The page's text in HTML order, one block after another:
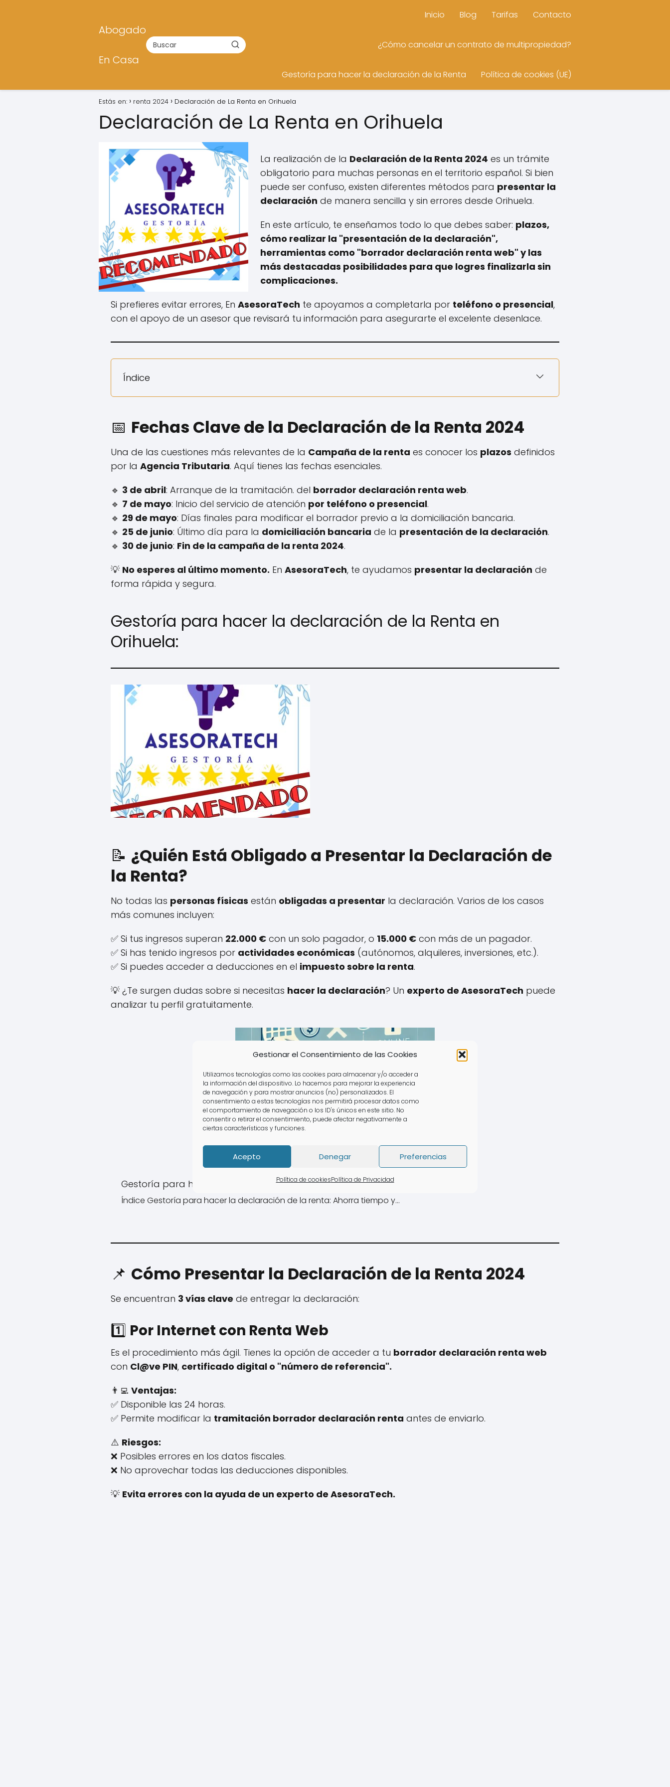
Gestionar el Consentimiento de las Cookies
Utilizamos tecnologías como las cookies para almacenar y/o acceder a
la información del dispositivo. Lo hacemos para mejorar la experiencia
de navegación y para mostrar anuncios (no) personalizados. El
consentimiento a estas tecnologías nos permitirá procesar datos como
el comportamiento de navegación o los ID's únicos en este sitio. No
consentir o retirar el consentimiento, puede afectar negativamente a
ciertas características y funciones.
Acepto Denegar Preferencias
Política de cookiesPolítica de Privacidad
Abogado
En Casa
Inicio Blog Tarifas Contacto
¿Cómo cancelar un contrato de multipropiedad?
Gestoría para hacer la declaración de la Renta Política de cookies (UE)
Estás en: renta 2024 Declaración de La Renta en Orihuela
Declaración de La Renta en Orihuela
La realización de la Declaración de la Renta 2024 es un trámite
obligatorio para muchas personas en el territorio español. Si bien
puede ser confuso, existen diferentes métodos para presentar la
declaración de manera sencilla y sin errores desde Orihuela.
En este artículo, te enseñamos todo lo que debes saber: plazos,
cómo realizar la "presentación de la declaración",
herramientas como "borrador declaración renta web" y las
más destacadas posibilidades para que logres finalizarla sin
complicaciones.
Si prefieres evitar errores, En AsesoraTech te apoyamos a completarla por teléfono o presencial,
con el apoyo de un asesor que revisará tu información para asegurarte el excelente desenlace.
Índice
📅 Fechas Clave de la Declaración de la Renta 2024
Una de las cuestiones más relevantes de la Campaña de la renta es conocer los plazos definidos
por la Agencia Tributaria. Aquí tienes las fechas esenciales.
🔹 3 de abril: Arranque de la tramitación. del borrador declaración renta web.
🔹 7 de mayo: Inicio del servicio de atención por teléfono o presencial.
🔹 29 de mayo: Días finales para modificar el borrador previo a la domiciliación bancaria.
🔹 25 de junio: Último día para la domiciliación bancaria de la presentación de la declaración.
🔹 30 de junio: Fin de la campaña de la renta 2024.
💡 No esperes al último momento. En AsesoraTech, te ayudamos presentar la declaración de
forma rápida y segura.
Gestoría para hacer la declaración de la Renta en
Orihuela:
📝 ¿Quién Está Obligado a Presentar la Declaración de
la Renta?
No todas las personas físicas están obligadas a presentar la declaración. Varios de los casos
más comunes incluyen:
✅ Si tus ingresos superan 22.000 € con un solo pagador, o 15.000 € con más de un pagador.
✅ Si has tenido ingresos por actividades económicas (autónomos, alquileres, inversiones, etc.).
✅ Si puedes acceder a deducciones en el impuesto sobre la renta.
💡 ¿Te surgen dudas sobre si necesitas hacer la declaración? Un experto de AsesoraTech puede
analizar tu perfil gratuitamente.
Gestoría para hacer la declaración de la Renta Orihuela
Índice Gestoría para hacer la declaración de la renta: Ahorra tiempo y…
📌 Cómo Presentar la Declaración de la Renta 2024
Se encuentran 3 vías clave de entregar la declaración:
1️⃣ Por Internet con Renta Web
Es el procedimiento más ágil. Tienes la opción de acceder a tu borrador declaración renta web
con Cl@ve PIN, certificado digital o "número de referencia".
👨‍💻 Ventajas:
✅ Disponible las 24 horas.
✅ Permite modificar la tramitación borrador declaración renta antes de enviarlo.
⚠️ Riesgos:
❌ Posibles errores en los datos fiscales.
❌ No aprovechar todas las deducciones disponibles.
💡 Evita errores con la ayuda de un experto de AsesoraTech.